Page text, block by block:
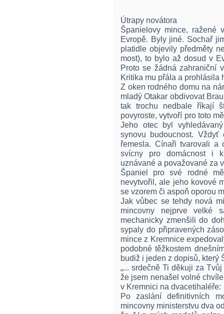
Útrapy novátora
Španielovy mince, ražené
Evropě. Byly jiné. Sochař
platidle objevily předměty
most), to bylo až dosud v
Proto se žádná zahraniční
Kritika mu přála a prohlásila
Z oken rodného domu na
mladý Otakar obdivovat
tak trochu nedbale říkají
povyroste, vytvoří pro toto
Jeho otec byl
synovu budoucnost.
řemesla. Cínaři tvarovali a
svícny pro domácnost i
uznávané a považované za
Španiel pro své rodné
nevytvořil, ale jeho kovové
se vzorem či aspoň oporou
Jak vůbec se tehdy nová
mincovny nejprve velké
mechanicky zmenšili do
sypaly do připravených
mince z Kremnice
podobné těžkostem
budiž i jeden z dopisů, který
„... srdečně Ti děkuji za
že jsem nenašel volné
v Kremnici na dvacetihaléře:
Po zaslání definitivních
mincovny ministerstvu dva